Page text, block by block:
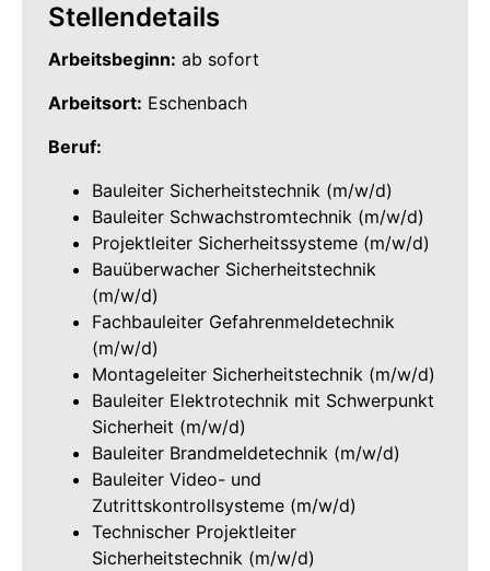
Stellendetails
Arbeitsbeginn: ab sofort
Arbeitsort: Eschenbach
Beruf:
Bauleiter Sicherheitstechnik (m/w/d)
Bauleiter Schwachstromtechnik (m/w/d)
Projektleiter Sicherheitssysteme (m/w/d)
Bauüberwacher Sicherheitstechnik
(m/w/d)
Fachbauleiter Gefahrenmeldetechnik
(m/w/d)
Montageleiter Sicherheitstechnik (m/w/d)
Bauleiter Elektrotechnik mit Schwerpunkt
Sicherheit (m/w/d)
Bauleiter Brandmeldetechnik (m/w/d)
Bauleiter Video- und
Zutrittskontrollsysteme (m/w/d)
Technischer Projektleiter
Sicherheitstechnik (m/w/d)